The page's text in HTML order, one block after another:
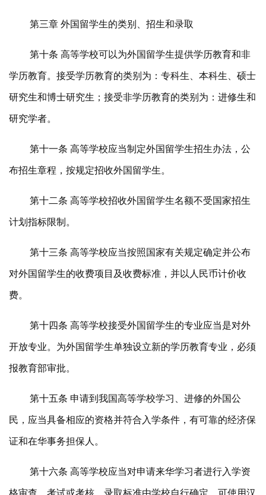
第三章 外国留学生的类别、招生和录取
第十条 高等学校可以为外国留学生提供学历教育和非
学历教育。接受学历教育的类别为：专科生、本科生、硕士
研究生和博士研究生；接受非学历教育的类别为：进修生和
研究学者。
第十一条 高等学校应当制定外国留学生招生办法，公
布招生章程，按规定招收外国留学生。
第十二条 高等学校招收外国留学生名额不受国家招生
计划指标限制。
第十三条 高等学校应当按照国家有关规定确定并公布
对外国留学生的收费项目及收费标准，并以人民币计价收
费。
第十四条 高等学校接受外国留学生的专业应当是对外
开放专业。为外国留学生单独设立新的学历教育专业，必须
报教育部审批。
第十五条 申请到我国高等学校学习、进修的外国公
民，应当具备相应的资格并符合入学条件，有可靠的经济保
证和在华事务担保人。
第十六条 高等学校应当对申请来华学习者进行入学资